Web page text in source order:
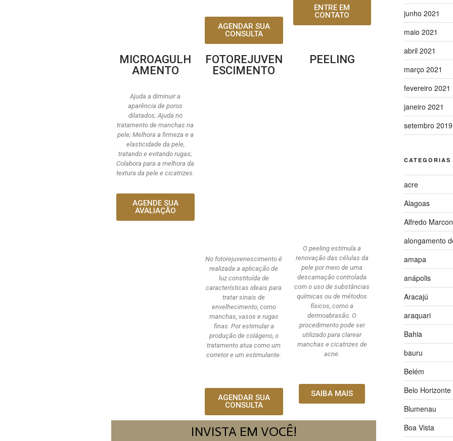
AGENDAR SUA
CONSULTA
ENTRE EM
CONTATO
MICROAGULH
AMENTO
Ajuda a diminuir a
aparência de poros
dilatados; Ajuda no
tratamento de manchas na
pele; Melhora a firmeza e a
elasticidade da pele,
tratando e evitando rugas;
Colabora para a melhora da
textura da pele e cicatrizes.
AGENDE SUA
AVALIAÇÃO
FOTOREJUVEN
ESCIMENTO
No fotorejuvenescimento é
realizada a aplicação de
luz constituída de
características ideais para
tratar sinais de
envelhecimento, como
manchas, vasos e rugas
finas. Por estimular a
produção de colágeno, o
tratamento atua como um
corretor e um estimulante.
AGENDAR SUA
CONSULTA
PEELING
O peeling estimula a
renovação das células da
pele por meio de uma
descamação controlada
com o uso de substâncias
químicas ou de métodos
físicos, como a
dermoabrasão. O
procedimento pode ser
utilizado para clarear
manchas e cicatrizes de
acne.
SAIBA MAIS
INVISTA EM VOCÊ!
junho 2021
maio 2021
abril 2021
março 2021
fevereiro 2021
janeiro 2021
setembro 2019
CATEGORIAS
acre
Alagoas
Alfredo
alongamento
amapa
anápolis
Aracajú
araquari
Bahia
bauru
Belém
Belo Horizonte
Blumenau
Boa Vista